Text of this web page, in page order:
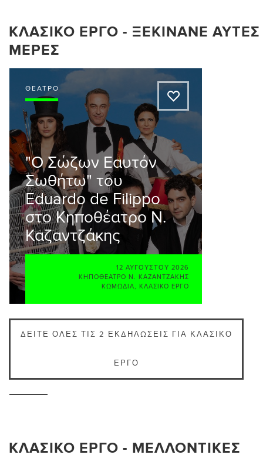
ΚΛΑΣΙΚΌ ΈΡΓΟ - ΞΕΚΙΝΆΝΕ ΑΥΤΈΣ
ΜΈΡΕΣ
ΘΈΑΤΡΟ
A
"Ο Σώζων Εαυτόν
Σωθήτω" του
Eduardo de Filippo
στο Κηποθέατρο Ν.
Καζαντζάκης
12 ΑΥΓΟΎΣΤΟΥ 2026
ΚΗΠΟΘΈΑΤΡΟ Ν. ΚΑΖΑΝΤΖΆΚΗΣ
ΚΩΜΩΔΊΑ
ΚΛΑΣΙΚΌ ΈΡΓΟ
ΔΕΊΤΕ ΌΛΕΣ ΤΙΣ 2 ΕΚΔΗΛΏΣΕΙΣ ΓΙΑ ΚΛΑΣΙΚΌ
ΈΡΓΟ
ΚΛΑΣΙΚΌ ΈΡΓΟ - ΜΕΛΛΟΝΤΙΚΈΣ